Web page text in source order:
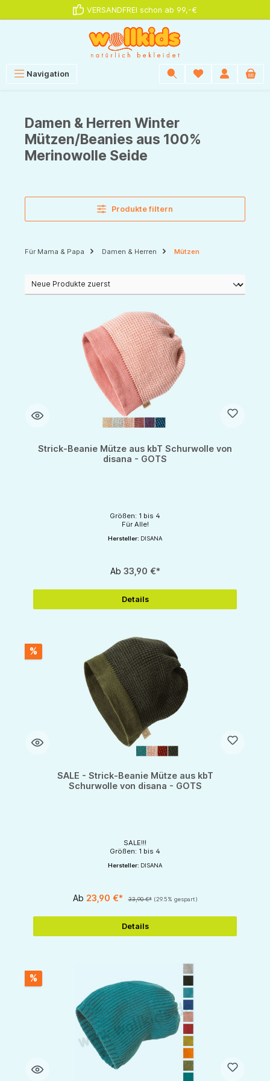
VERSANDFREI schon ab 99,-€
Navigation
Damen & Herren Winter
Mützen/Beanies aus 100%
Merinowolle Seide
Produkte filtern
Für Mama & Papa Damen & Herren Mützen
Strick-Beanie Mütze aus kbT Schurwolle von
disana - GOTS
Größen: 1 bis 4
Für Alle!
Hersteller: DISANA
Ab 33,90 €*
Details
%
SALE - Strick-Beanie Mütze aus kbT
Schurwolle von disana - GOTS
SALE!!!
Größen: 1 bis 4
Hersteller: DISANA
Ab 23,90 €* 33,90 €* (29.5% gespart)
Details
%